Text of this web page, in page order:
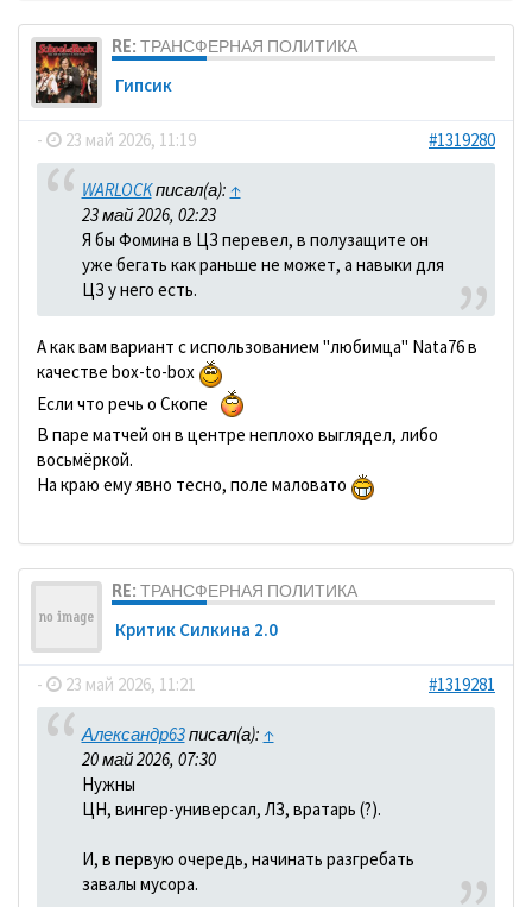
RE: ТРАНСФЕРНАЯ ПОЛИТИКА
Гипсик
- 23 май 2026, 11:19 #1319280
WARLOCKписал(а): ↑
23 май 2026, 02:23
Я бы Фомина в ЦЗ перевел, в полузащите он
уже бегать как раньше не может, а навыки для
ЦЗ у него есть.
А как вам вариант с использованием "любимца" Nata76 в
качестве box-to-box
Если что речь о Скопе
В паре матчей он в центре неплохо выглядел, либо
восьмёркой.
На краю ему явно тесно, поле маловато
RE: ТРАНСФЕРНАЯ ПОЛИТИКА
Критик Силкина 2.0
- 23 май 2026, 11:21 #1319281
Александр63писал(а): ↑
20 май 2026, 07:30
Нужны
ЦН, вингер-универсал, ЛЗ, вратарь (?).
И, в первую очередь, начинать разгребать
завалы мусора.